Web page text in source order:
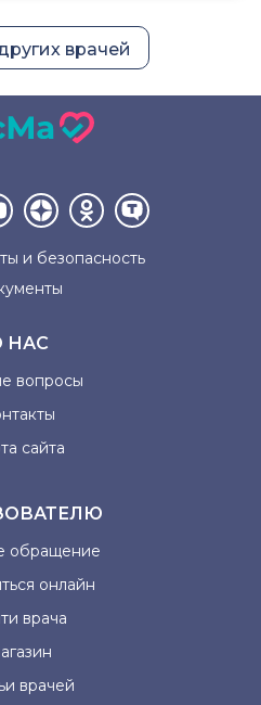
врачей
и безопасность
НАС
вопросы
сайта
обращение
онлайн
врача
врачей